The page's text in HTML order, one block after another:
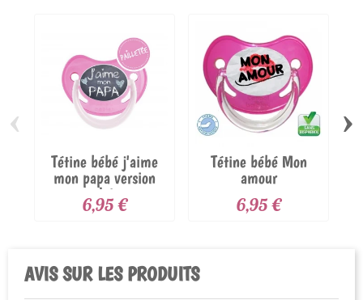
Tétine bébé j'aime
mon papa version
ardoise
6,95 €
Tétine bébé Mon
amour
6,95 €
‹ ›
AVIS SUR LES PRODUITS